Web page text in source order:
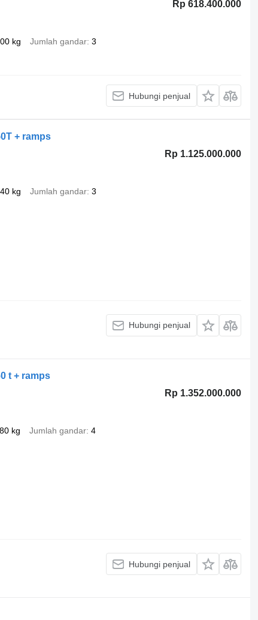
Rp 618.400.000
kg Jumlah gandar 3
Hubungi penjual
+ ramps
Rp 1.125.000.000
kg Jumlah gandar 3
Hubungi penjual
t + ramps
Rp 1.352.000.000
kg Jumlah gandar 4
Hubungi penjual